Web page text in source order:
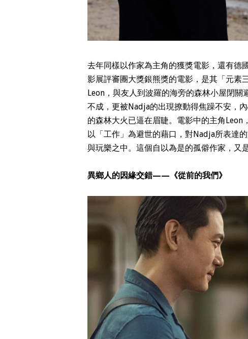
去年同樣以作家為主角的獲獎電影，還有德
影展評審團大獎銀熊獎的電影，是其「元素
Leon，與友人到波羅的海旁的森林小屋閉
不成，更被Nadja的出現撩動得焦躁不安，
的森林大火已逼在眉睫。電影中的主角Leon
以「工作」為避世的藉口，對Nadja所表達
與玩樂之中。這個自以為是的孤僻作家，又
異鄉人的因緣交錯——《從前的我們》